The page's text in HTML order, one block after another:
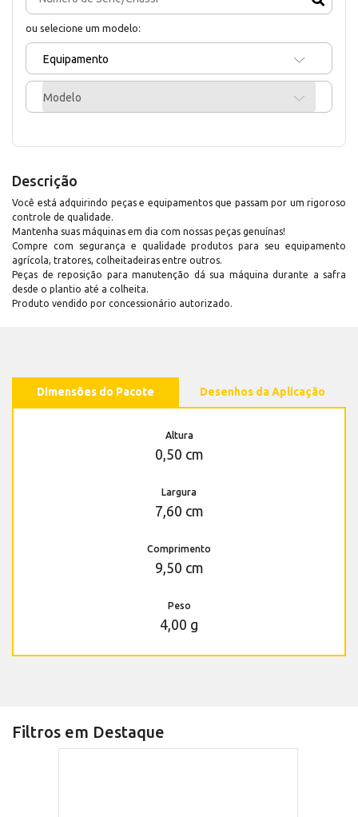
ou selecione um modelo:
Equipamento
Modelo
Descrição
Você está adquirindo peças e equipamentos que passam por um rigoroso
controle de qualidade.
Mantenha suas máquinas em dia com nossas peças genuínas!
Compre com segurança e qualidade produtos para seu equipamento
agrícola, tratores, colheitadeiras entre outros.
Peças de reposição para manutenção dá sua máquina durante a safra
desde o plantio até a colheita.
Produto vendido por concessionário autorizado.
Dimensões do Pacote Desenhos da Aplicação
Altura
0,50 cm
Largura
7,60 cm
Comprimento
9,50 cm
Peso
4,00 g
Filtros em Destaque